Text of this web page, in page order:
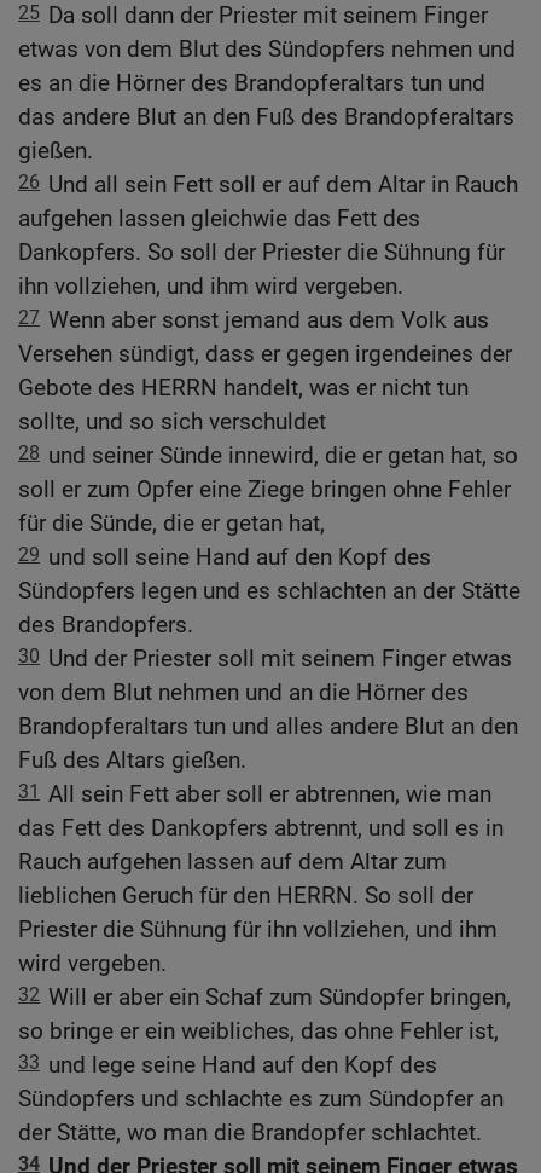
25 Da soll dann der Priester mit seinem Finger
etwas von dem Blut des Sündopfers nehmen und
es an die Hörner des Brandopferaltars tun und
das andere Blut an den Fuß des Brandopferaltars
gießen.
26 Und all sein Fett soll er auf dem Altar in Rauch
aufgehen lassen gleichwie das Fett des
Dankopfers. So soll der Priester die Sühnung für
ihn vollziehen, und ihm wird vergeben.
27 Wenn aber sonst jemand aus dem Volk aus
Versehen sündigt, dass er gegen irgendeines der
Gebote des HERRN handelt, was er nicht tun
sollte, und so sich verschuldet
28 und seiner Sünde innewird, die er getan hat, so
soll er zum Opfer eine Ziege bringen ohne Fehler
für die Sünde, die er getan hat,
29 und soll seine Hand auf den Kopf des
Sündopfers legen und es schlachten an der Stätte
des Brandopfers.
30 Und der Priester soll mit seinem Finger etwas
von dem Blut nehmen und an die Hörner des
Brandopferaltars tun und alles andere Blut an den
Fuß des Altars gießen.
31 All sein Fett aber soll er abtrennen, wie man
das Fett des Dankopfers abtrennt, und soll es in
Rauch aufgehen lassen auf dem Altar zum
lieblichen Geruch für den HERRN. So soll der
Priester die Sühnung für ihn vollziehen, und ihm
wird vergeben.
32 Will er aber ein Schaf zum Sündopfer bringen,
so bringe er ein weibliches, das ohne Fehler ist,
33 und lege seine Hand auf den Kopf des
Sündopfers und schlachte es zum Sündopfer an
der Stätte, wo man die Brandopfer schlachtet.
34 Und der Priester soll mit seinem Finger etwas